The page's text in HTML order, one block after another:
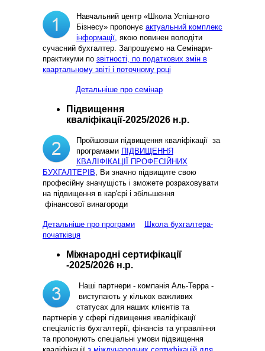
Навчальний центр «Школа Успішного
Бізнесу» пропонує актуальний комплекс
інформації, якою повинен володіти
сучасний бухгалтер. Запрошуємо на Семінари-
практикуми по звітності, по податкових змін в
квартальному звіті і поточному році
Детальніше про семінар
Підвищення
кваліфікації-2025/2026 н.р.
Пройшовши підвищення кваліфікації за
програмами ПІДВИЩЕННЯ
КВАЛІФІКАЦІЇ ПРОФЕСІЙНИХ
БУХГАЛТЕРІВ, Ви значно підвищите свою
професійну значущість і зможете розраховувати
на підвищення в кар'єрі і збільшення
фінансової винагороди
Детальніше про програми
Школа бухгалтера-
початківця
Міжнародні сертифікації
-2025/2026 н.р.
Наші партнери - компанія Аль-Терра -
виступають у кількох важливих
статусах для наших клієнтів та
партнерів у сфері підвищення кваліфікації
спеціалістів бухгалтерії, фінансів та управління
та пропонують спеціальні умови підвищення